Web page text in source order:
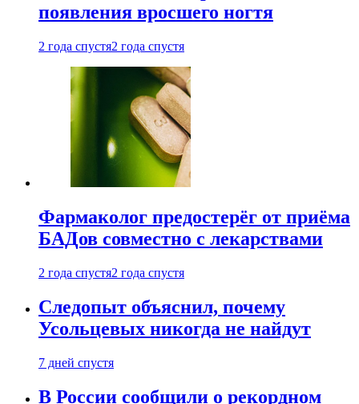
появления вросшего ногтя
2 года спустя2 года спустя
Фармаколог предостерёг от приёма
БАДов совместно с лекарствами
2 года спустя2 года спустя
Следопыт объяснил, почему
Усольцевых никогда не найдут
7 дней спустя
В России сообщили о рекордном